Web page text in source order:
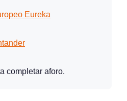
Eureka
completar aforo.